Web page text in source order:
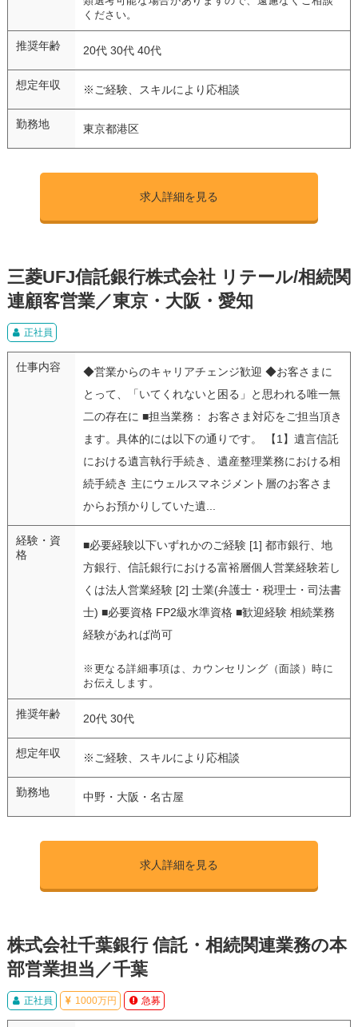
ください。
推奨年齢 20代 30代 40代
想定年収 ※ご経験、スキルにより応相談
勤務地 東京都港区
求人詳細を見る
三菱UFJ信託銀行株式会社 リテール/相続関
連顧客営業／東京・大阪・愛知
正社員
仕事内容
◆営業からのキャリアチェンジ歓迎 ◆お客さまに
とって、「いてくれないと困る」と思われる唯一無
二の存在に ■担当業務： お客さま対応をご担当頂き
ます。具体的には以下の通りです。 【1】遺言信託
における遺言執行手続き、遺産整理業務における相
続手続き 主にウェルスマネジメント層のお客さま
からお預かりしていた遺...
経験・資
格
■必要経験以下いずれかのご経験 [1] 都市銀行、地
方銀行、信託銀行における富裕層個人営業経験若し
くは法人営業経験 [2] 士業(弁護士・税理士・司法書
士) ■必要資格 FP2級水準資格 ■歓迎経験 相続業務
経験があれば尚可
※更なる詳細事項は、カウンセリング（面談）時に
お伝えします。
推奨年齢 20代 30代
想定年収 ※ご経験、スキルにより応相談
勤務地 中野・大阪・名古屋
求人詳細を見る
株式会社千葉銀行 信託・相続関連業務の本
部営業担当／千葉
正社員 1000万円 急募